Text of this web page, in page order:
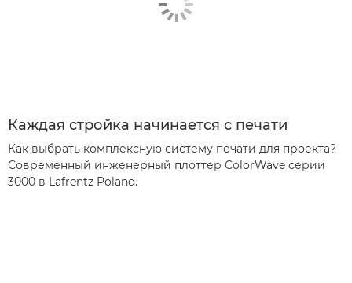
Каждая стройка начинается с печати
Как выбрать комплексную систему печати для проекта?
Современный инженерный плоттер ColorWave серии
3000 в Lafrentz Poland.